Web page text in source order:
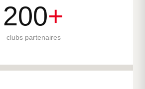
200+
clubs partenaires